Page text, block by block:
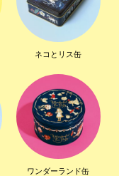
ネコとリス缶
ワンダーランド缶